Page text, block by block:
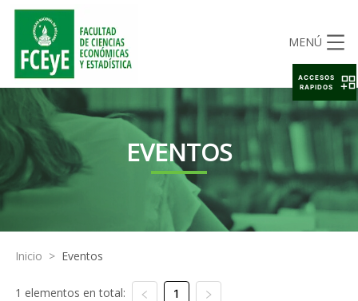
MENÚ
EVENTOS
Inicio > Eventos
1 elementos en total: 1
ACCESOS
RAPIDOS